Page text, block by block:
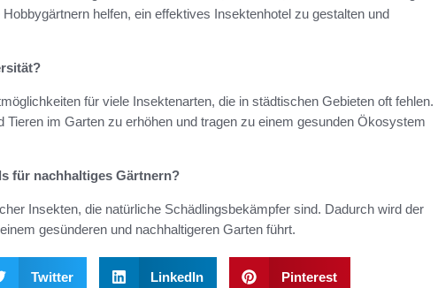
helfen, ein effektives Insektenhotel zu gestalten und
für viele Insektenarten, die in städtischen Gebieten oft fehlen.
Tieren im Garten zu erhöhen und tragen zu einem gesunden Ökosystem
für nachhaltiges Gärtnern?
Insekten, die natürliche Schädlingsbekämpfer sind. Dadurch wird der
gesünderen und nachhaltigeren Garten führt.
Twitter LinkedIn Pinterest